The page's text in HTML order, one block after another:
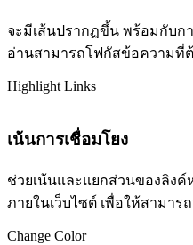
จะมีเส้นปรากฏขึ้น พร้อมกับก
อ่านสามารถโฟกัสข้อความที่
Highlight Links
เน้นการเชื่อมโยง
ช่วยเน้นและแยกส่วนของลิงค์
ภายในเว็บไซต์ เพื่อให้สามาร
Change Color